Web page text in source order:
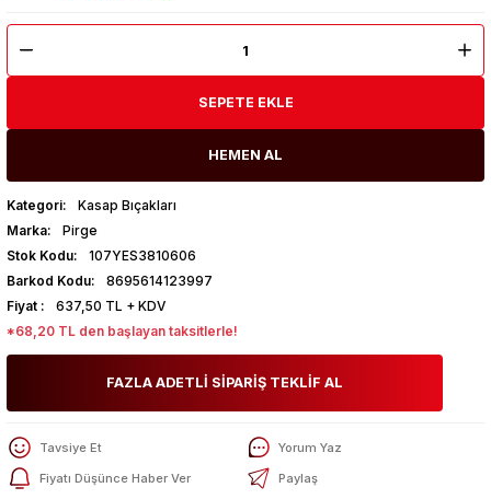
SEPETE EKLE
HEMEN AL
Kategori
Kasap Bıçakları
Marka
Pirge
Stok Kodu
107YES3810606
Barkod Kodu
8695614123997
Fiyat
637,50 TL + KDV
*68,20 TL den başlayan taksitlerle!
FAZLA ADETLİ SİPARİŞ TEKLİF AL
Tavsiye Et
Yorum Yaz
Fiyatı Düşünce Haber Ver
Paylaş